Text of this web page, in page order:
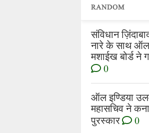
RANDOM
संविधान
नारे के साथ ऑल
मशाईख बोर्ड ने
0
ऑल इण्डिया
महासचिव ने
पुरस्कार
0